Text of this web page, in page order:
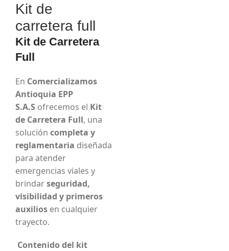
Kit de
carretera full
Kit de Carretera
Full
En Comercializamos
Antioquia EPP
S.A.S ofrecemos el Kit
de Carretera Full, una
solución completa y
reglamentaria diseñada
para atender
emergencias viales y
brindarseguridad,
visibilidad y primeros
auxilios en cualquier
trayecto.
Contenido del kit